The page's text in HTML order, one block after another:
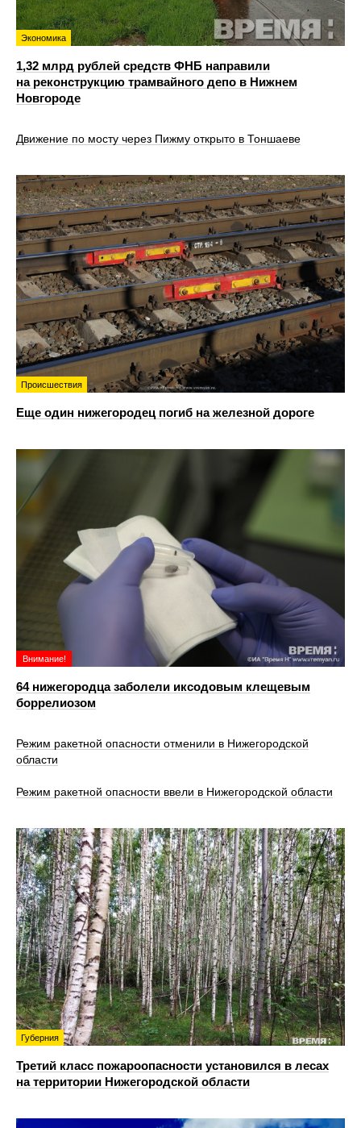
Экономика
1,32 млрд рублей средств ФНБ направили
на реконструкцию трамвайного депо в Нижнем
Новгороде
Движение по мосту через Пижму открыто в Тоншаеве
Происшествия
Еще один нижегородец погиб на железной дороге
Внимание!
64 нижегородца заболели иксодовым клещевым
боррелиозом
Режим ракетной опасности отменили в Нижегородской
области
Режим ракетной опасности ввели в Нижегородской области
Губерния
Третий класс пожароопасности установился в лесах
на территории Нижегородской области